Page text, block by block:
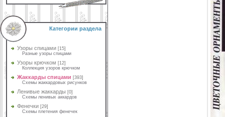
Категории раздела
Узоры спицами [15]
Разные узоры спицами
Узоры крючком [12]
Коллекция узоров крючком
Жаккарды спицами [393]
Схемы жаккардовых рисунков
Ленивые жаккарды [0]
Схемы ленивых аккардов
Фенечки [29]
Схемы плетения фенечек